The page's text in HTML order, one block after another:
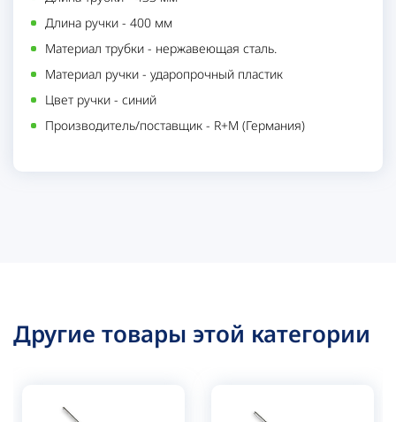
Длина ручки - 400 мм
Материал трубки - нержавеющая сталь.
Материал ручки - ударопрочный пластик
Цвет ручки - синий
Производитель/поставщик - R+M (Германия)
Другие товары этой категории